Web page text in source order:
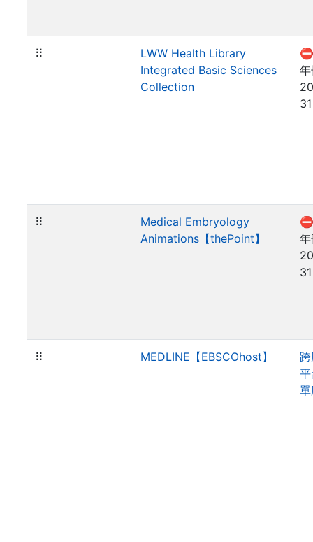
⠿
LWW Health Library
Integrated Basic Sciences
Collection
31
⠿
Medical Embryology
Animations【thePoint】
31
⠿ MEDLINE【EBSCOhost】